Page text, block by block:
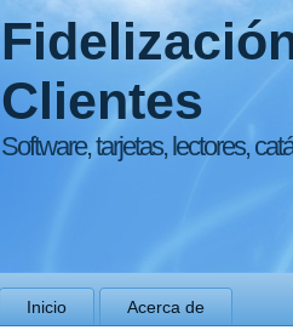
Clientes
Software, tarjetas, lectores,
Inicio Acerca de